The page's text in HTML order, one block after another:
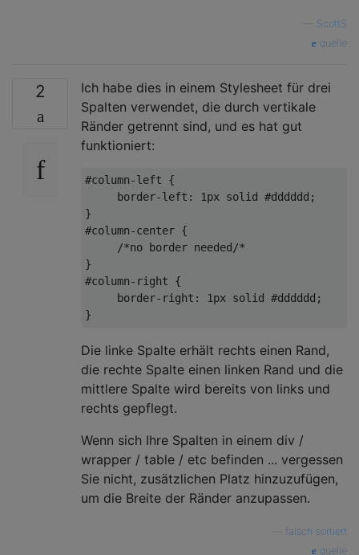
ScottS
quelle
2
Ich habe dies in einem Stylesheet für drei
Spalten verwendet, die durch vertikale
Ränder getrennt sind, und es hat gut
funktioniert:
#column-left {
border-left : 1px solid #dddddd ;
#column-center {
/*no border needed/*
}
#column-right {
     border-right: 1px solid #dddddd;
Die linke Spalte erhält rechts einen Rand,
die rechte Spalte einen linken Rand und die
mittlere Spalte wird bereits von links und
rechts gepflegt.
Wenn sich Ihre Spalten in einem div /
wrapper / table / etc befinden ... vergessen
Sie nicht, zusätzlichen Platz hinzuzufügen,
um die Breite der Ränder anzupassen.
falsch sortiert
quelle